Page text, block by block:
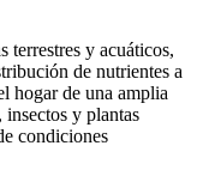
terrestres y acuáticos,
de nutrientes a
hogar de una amplia
insectos y plantas
condiciones